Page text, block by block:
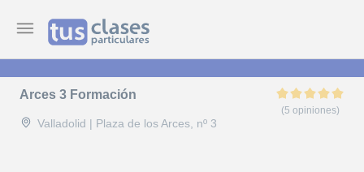
(5 opiniones)
Arces 3 Formación
Valladolid | Plaza de los Arces, nº 3